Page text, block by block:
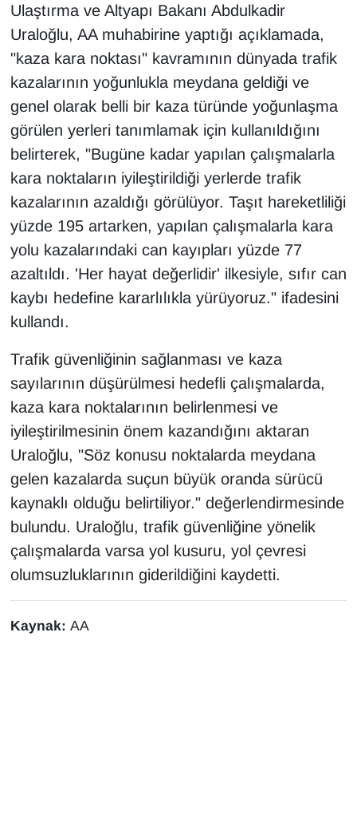
Ulaştırma ve Altyapı Bakanı Abdulkadir
Uraloğlu, AA muhabirine yaptığı açıklamada,
"kaza kara noktası" kavramının dünyada trafik
kazalarının yoğunlukla meydana geldiği ve
genel olarak belli bir kaza türünde yoğunlaşma
görülen yerleri tanımlamak için kullanıldığını
belirterek, "Bugüne kadar yapılan çalışmalarla
kara noktaların iyileştirildiği yerlerde trafik
kazalarının azaldığı görülüyor. Taşıt hareketliliği
yüzde 195 artarken, yapılan çalışmalarla kara
yolu kazalarındaki can kayıpları yüzde 77
azaltıldı. 'Her hayat değerlidir' ilkesiyle, sıfır can
kaybı hedefine kararlılıkla yürüyoruz." ifadesini
kullandı.
Trafik güvenliğinin sağlanması ve kaza
sayılarının düşürülmesi hedefli çalışmalarda,
kaza kara noktalarının belirlenmesi ve
iyileştirilmesinin önem kazandığını aktaran
Uraloğlu, "Söz konusu noktalarda meydana
gelen kazalarda suçun büyük oranda sürücü
kaynaklı olduğu belirtiliyor." değerlendirmesinde
bulundu. Uraloğlu, trafik güvenliğine yönelik
çalışmalarda varsa yol kusuru, yol çevresi
olumsuzluklarının giderildiğini kaydetti.
Kaynak: AA
TEKNOLOJİ
Turizm
VAN'DA SPOR
Vasıta
YAŞAM
YEREL